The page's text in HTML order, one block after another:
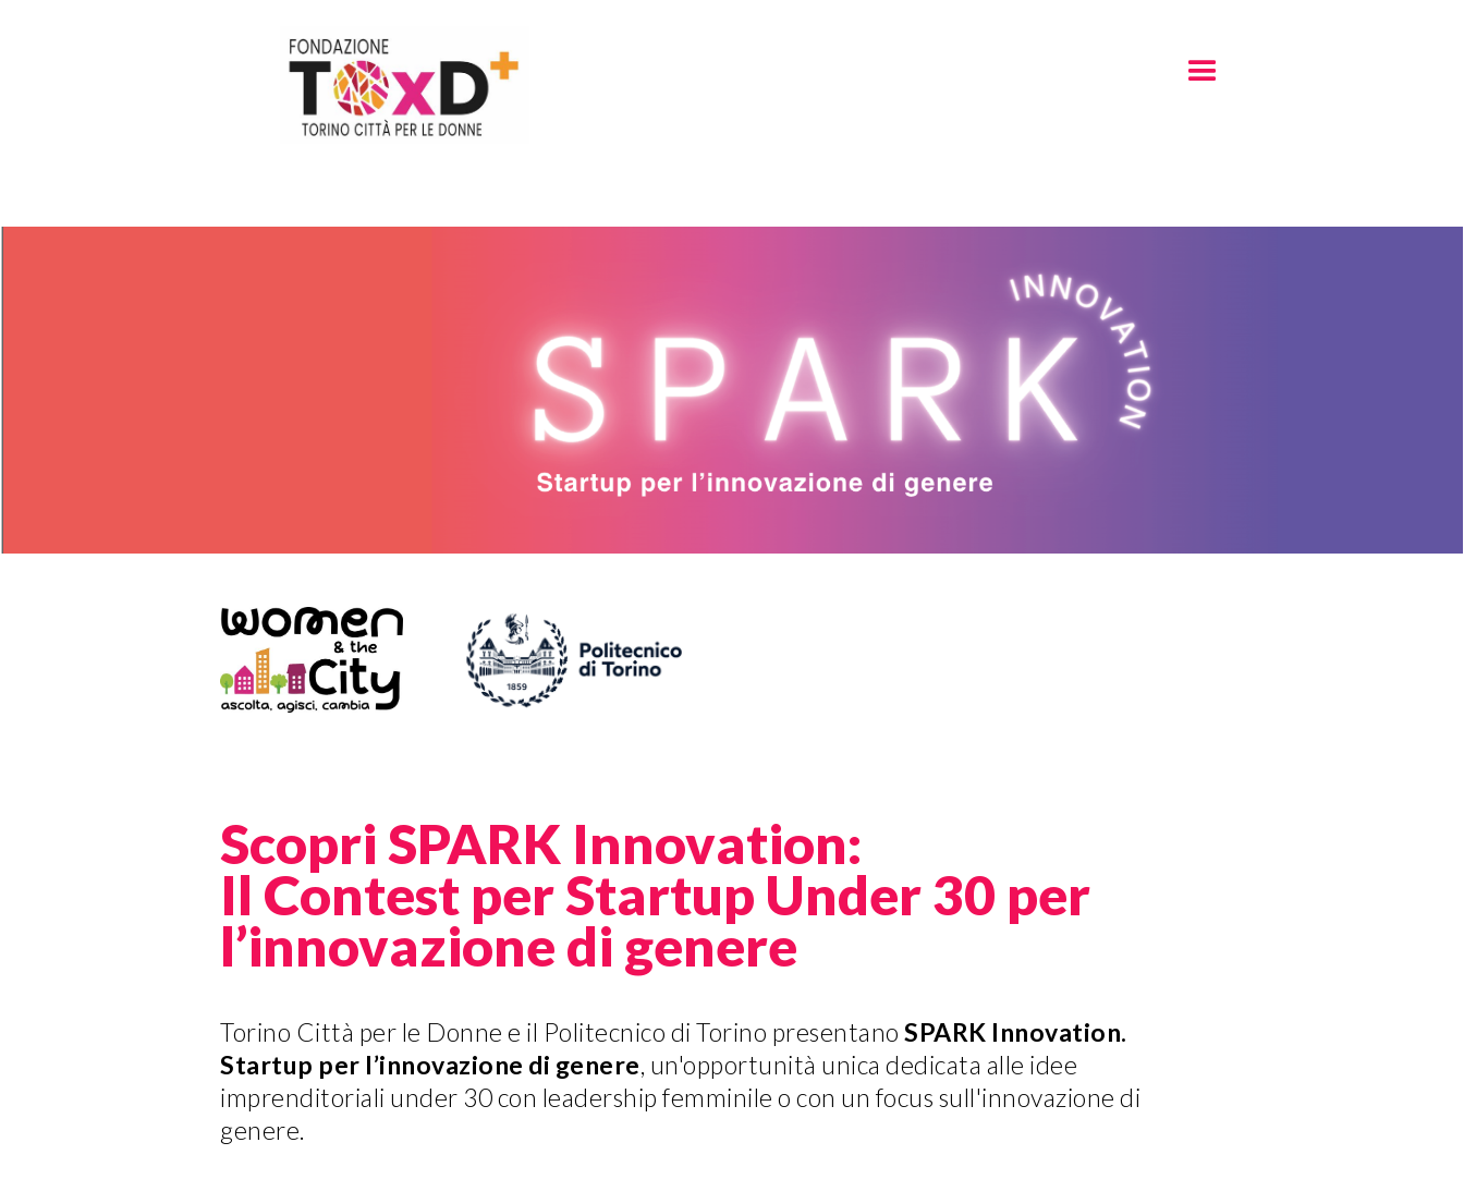
Scopri SPARK Innovation:
Il Contest per Startup Under 30 per
l’innovazione di genere
Torino Città per le Donne e il Politecnico di Torino presentano SPARK Innovation.
Startup per l’innovazione di genere, un'opportunità unica dedicata alle idee
imprenditoriali under 30 con leadership femminile o con un focus sull'innovazione di
genere.